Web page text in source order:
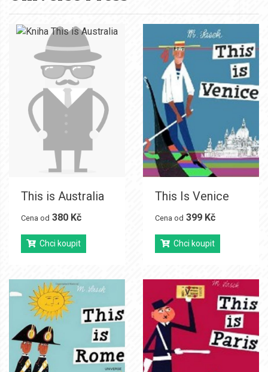
This is Australia
Cena od 380 Kč
Chci koupit
This Is Venice
Cena od 399 Kč
Chci koupit